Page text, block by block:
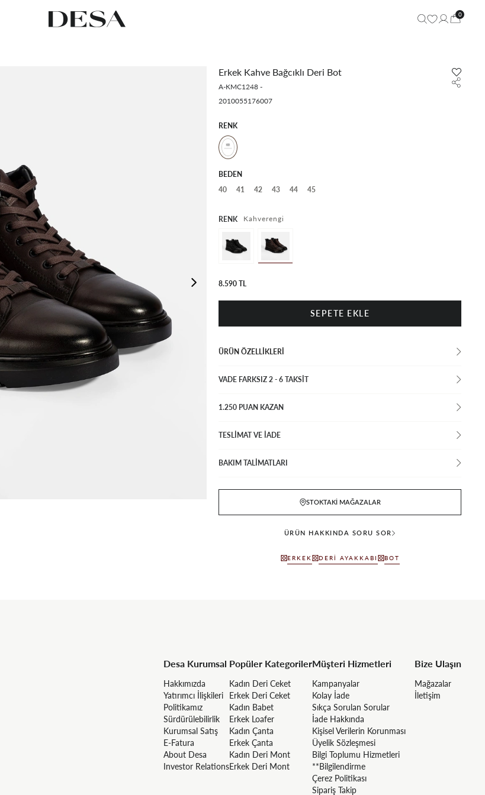
0
Erkek Kahve Bağcıklı Deri Bot
A-KMC1248 -
2010055176007
RENK
BEDEN
40
41 42 43 44 45
RENK Kahverengi
8.590 TL
ÜRÜN ÖZELLIKLERI
VADE FARKSIZ 2 - 6 TAKSIT
1.250 PUAN KAZAN
TESLİMAT VE İADE
BAKIM TALİMATLARI
STOKTAKI MAĞAZALAR
ÜRÜN HAKKINDA SORU SOR
ERKEK DERI AYAKKABI BOT
Desa Kurumsal
Hakkımızda
Yatırımcı İlişkileri
Politikamız
Sürdürülebilirlik
Kurumsal Satış
E-Fatura
About Desa
Investor Relations
Popüler Kategoriler
Kadın Deri Ceket
Erkek Deri Ceket
Kadın Babet
Erkek Loafer
Kadın Çanta
Erkek Çanta
Kadın Deri Mont
Erkek Deri Mont
Müşteri Hizmetleri
Kampanyalar
Kolay İade
Sıkça Sorulan Sorular
İade Hakkında
Kişisel Verilerin Korunması
Üyelik Sözleşmesi
Bilgi Toplumu Hizmetleri
**Bilgilendirme
Çerez Politikası
Sipariş Takip
Bize Ulaşın
Mağazalar
İletişim